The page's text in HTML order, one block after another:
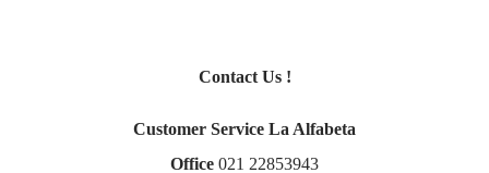
Contact Us !
Customer Service La Alfabeta
Office 021 22853943